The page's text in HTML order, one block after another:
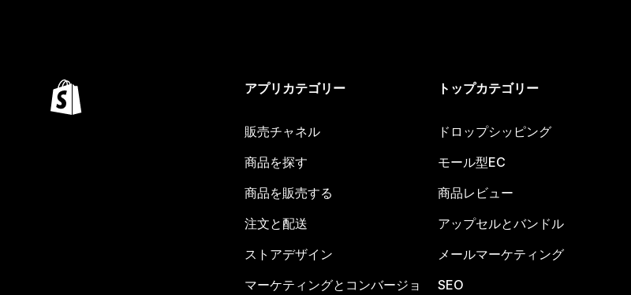
アプリカテゴリー
販売チャネル
商品を探す
商品を販売する
注文と配送
ストアデザイン
マーケティングとコンバージョ
トップカテゴリー
ドロップシッピング
モール型EC
商品レビュー
アップセルとバンドル
メールマーケティング
SEO